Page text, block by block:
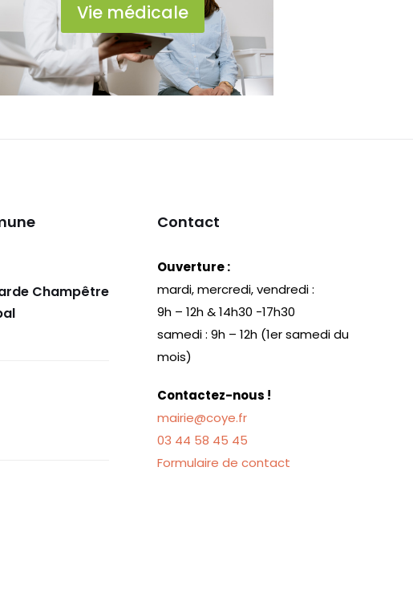
Vie médicale
Champêtre
Contact
Ouverture :
mardi, mercredi, vendredi :
9h – 12h & 14h30 -17h30
samedi : 9h – 12h (1er samedi du
mois)
Contactez-nous !
mairie@coye.fr
03 44 58 45 45
Formulaire de contact